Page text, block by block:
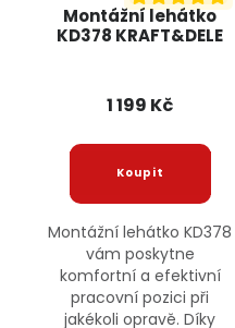
Montážní lehátko
KD378 KRAFT&DELE
1 199 Kč
Montážní lehátko KD378
vám poskytne
komfortní a efektivní
pracovní pozici při
jakékoli opravě. Díky